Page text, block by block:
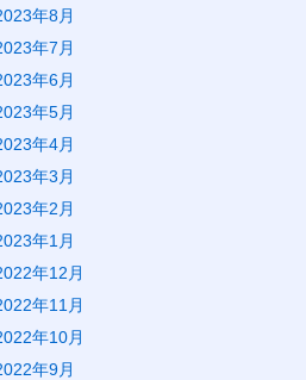
年8月
年7月
年6月
年5月
年4月
年3月
年2月
年1月
年12月
年11月
年10月
年9月